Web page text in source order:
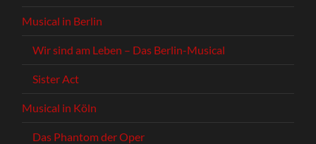
Musical in Berlin
Wir sind am Leben – Das Berlin-Musical
Sister Act
Musical in Köln
Das Phantom der Oper